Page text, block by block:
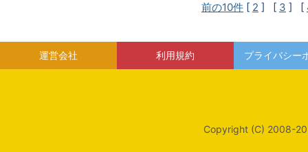
前の10件 [ 2 ] [ 3 ] [
運営会社 利用規約 プライバシー
Copyright (C) 2008-